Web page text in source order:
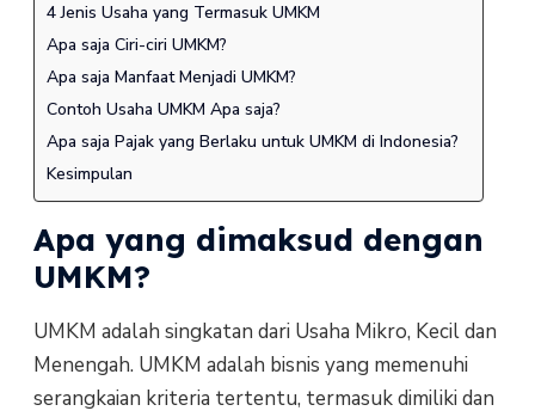
4 Jenis Usaha yang Termasuk UMKM
Apa saja Ciri-ciri UMKM?
Apa saja Manfaat Menjadi UMKM?
Contoh Usaha UMKM Apa saja?
Apa saja Pajak yang Berlaku untuk UMKM di Indonesia?
Kesimpulan
Apa yang dimaksud dengan
UMKM?
UMKM adalah singkatan dari Usaha Mikro, Kecil dan
Menengah. UMKM adalah bisnis yang memenuhi
serangkaian kriteria tertentu, termasuk dimiliki dan